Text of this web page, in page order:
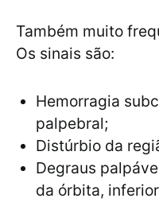
Também muito
Os sinais são:
Hemorragia
palpebral;
Distúrbio da
Degraus
da órbita,